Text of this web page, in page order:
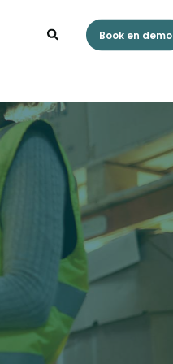
Book en demo